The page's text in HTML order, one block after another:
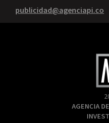
publicidad@agenciapi.co
AGENCIA